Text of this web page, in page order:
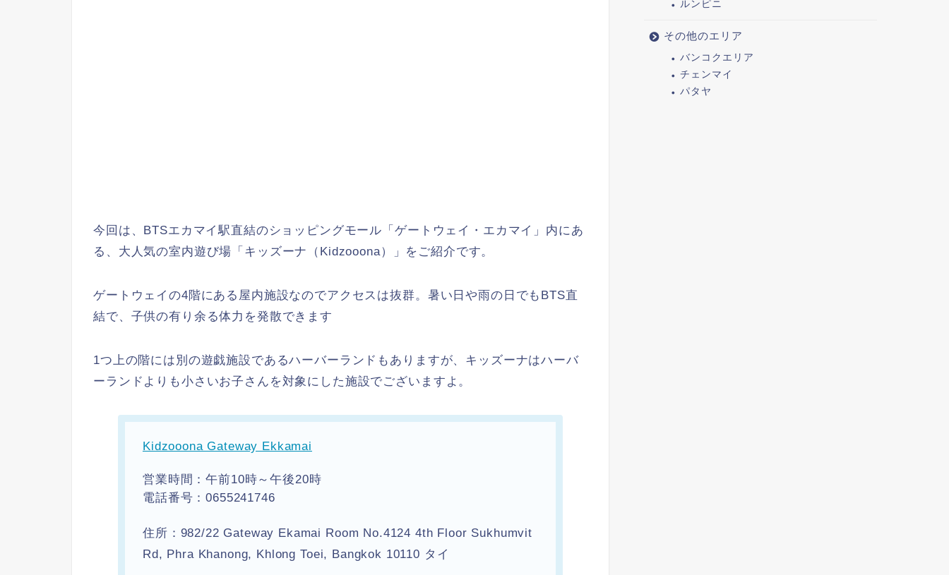
今回は、BTSエカマイ駅直結のショッピングモール「ゲートウェイ・エカマイ」内にあ
る、大人気の室内遊び場「キッズーナ（Kidzooona）」をご紹介です。
ゲートウェイの4階にある屋内施設なのでアクセスは抜群。暑い日や雨の日でもBTS直
結で、子供の有り余る体力を発散できます
1つ上の階には別の遊戯施設であるハーバーランドもありますが、キッズーナはハーバ
ーランドよりも小さいお子さんを対象にした施設でございますよ。
Kidzooona Gateway Ekkamai
営業時間：午前10時～午後20時
電話番号：0655241746
住所：982/22 Gateway Ekamai Room No.4124 4th Floor Sukhumvit
Rd, Phra Khanong, Khlong Toei, Bangkok 10110 タイ
ルンピニ
その他のエリア
バンコクエリア
チェンマイ
パタヤ